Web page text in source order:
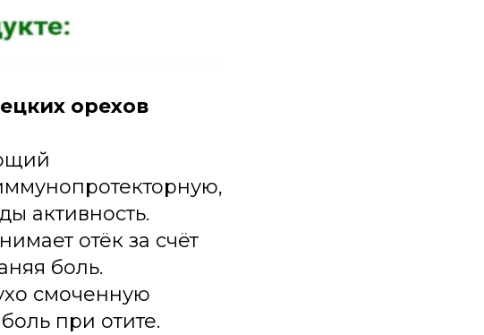
орехов
активность.
отёк за счёт
боль.
смоченную
при отите.